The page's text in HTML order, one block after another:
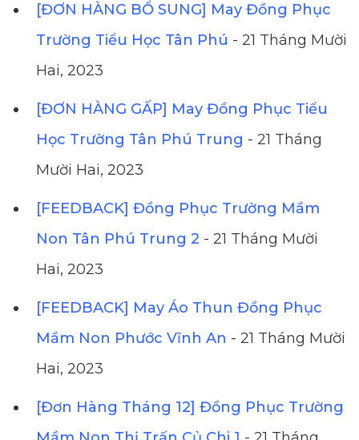
[ĐƠN HÀNG BỔ SUNG] May Đồng Phục
Trường Tiểu Học Tân Phú - 21 Tháng Mười
Hai, 2023
[ĐƠN HÀNG GẤP] May Đồng Phục Tiểu
Học Trường Tân Phú Trung - 21 Tháng
Mười Hai, 2023
[FEEDBACK] Đồng Phục Trường Mầm
Non Tân Phú Trung 2 - 21 Tháng Mười
Hai, 2023
[FEEDBACK] May Áo Thun Đồng Phục
Mầm Non Phước Vĩnh An - 21 Tháng Mười
Hai, 2023
[Đơn Hàng Tháng 12] Đồng Phục Trường